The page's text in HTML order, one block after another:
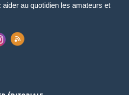
au quotidien les amateurs et